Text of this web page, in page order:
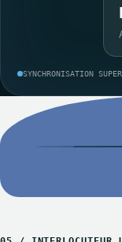
SYNCHRONISATION